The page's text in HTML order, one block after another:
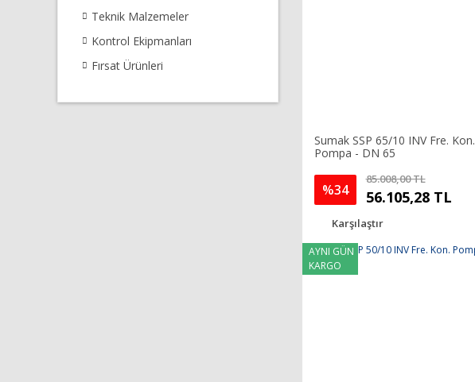
Teknik Malzemeler
Kontrol Ekipmanları
Fırsat Ürünleri
Sumak SSP 65/10 INV Fre. Kon.
Pompa - DN 65
%34
85.008,00 TL
56.105,28 TL
Karşılaştır
AYNI GÜN
KARGO